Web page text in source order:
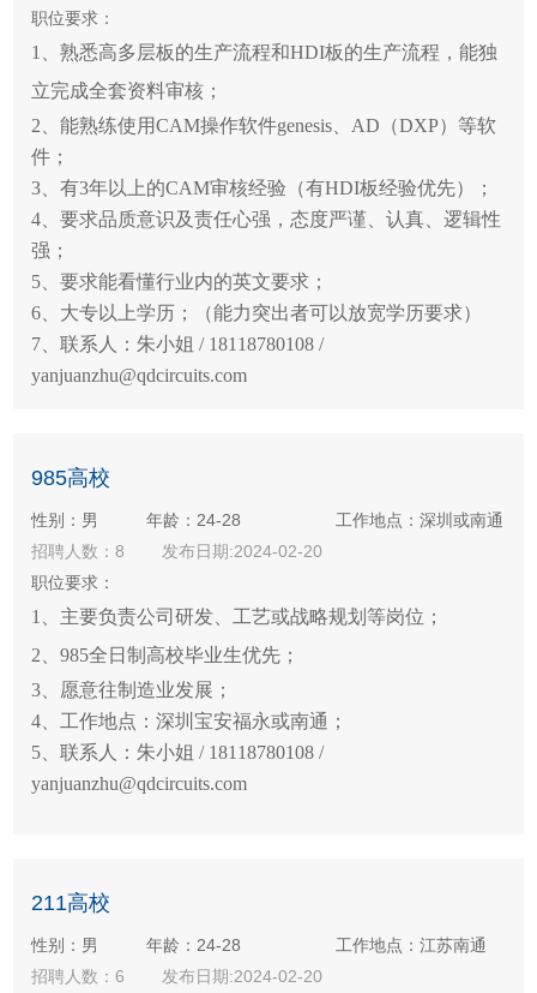
职位要求：
1、熟悉高多层板的生产流程和HDI板的生产流程，能独
立完成全套资料审核；
2、能熟练使用CAM操作软件genesis、AD（DXP）等软
件；
3、有3年以上的CAM审核经验（有HDI板经验优先）；
4、要求品质意识及责任心强，态度严谨、认真、逻辑性
强；
5、要求能看懂行业内的英文要求；
6、大专以上学历；（能力突出者可以放宽学历要求）
7、联系人：朱小姐 / 18118780108 /
yanjuanzhu@qdcircuits.com
985高校
性别：男 年龄：24-28
工作地点：深圳或南通
招聘人数：8
发布日期:2024-02-20
职位要求：
1、主要负责公司研发、工艺或战略规划等岗位；
2、985全日制高校毕业生优先；
3、愿意往制造业发展；
4、工作地点：深圳宝安福永或南通；
5、联系人：朱小姐 / 18118780108 /
yanjuanzhu@qdcircuits.com
211高校
性别：男 年龄：24-28
工作地点：江苏南通
招聘人数：6
发布日期:2024-02-20